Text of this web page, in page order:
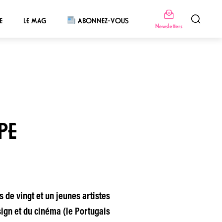
LE MAG ABONNEZ-VOUS
Newsletters
de vingt et un jeunes artistes
et du cinéma (le Portugais